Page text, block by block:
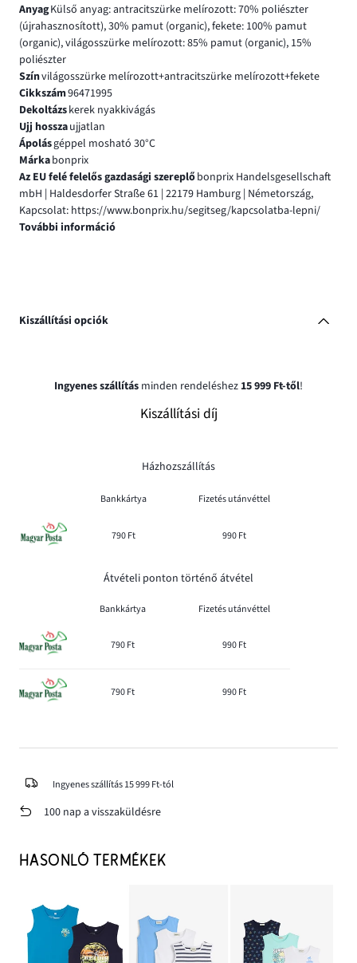
AnyagKülső anyag: antracitszürke melírozott: 70% poliészter
(újrahasznosított), 30% pamut (organic), fekete: 100% pamut
(organic), világosszürke melírozott: 85% pamut (organic), 15%
poliészter
Színvilágosszürke melírozott+antracitszürke melírozott+fekete
Cikkszám96471995
Dekoltázskerek nyakkivágás
Ujj hosszaujjatlan
Ápolásgéppel mosható 30°C
Márkabonprix
Az EU felé felelős gazdasági szereplőbonprix Handelsgesellschaft
mbH | Haldesdorfer Straße 61 | 22179 Hamburg | Németország,
Kapcsolat: https://www.bonprix.hu/segitseg/kapcsolatba-lepni/
További információ
Kiszállítási opciók
Ingyenes szállítás minden rendeléshez 15 999 Ft-től!
Kiszállítási díj
Házhozszállítás
Bankkártya Fizetés utánvéttel
790 Ft 990 Ft
Átvételi ponton történő átvétel
Bankkártya Fizetés utánvéttel
790 Ft 990 Ft
790 Ft 990 Ft
Ingyenes szállítás 15 999 Ft-tól
100 nap a visszaküldésre
HASONLÓ TERMÉKEK